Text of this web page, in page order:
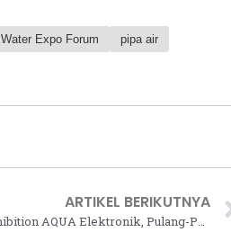
Expo Forum
pipa air
ARTIKEL BERIKUTNYA
Datang ke Mall Exhibition AQUA Elektronik, Pulang-Pulang Bisa Bawa Mobil Baru!